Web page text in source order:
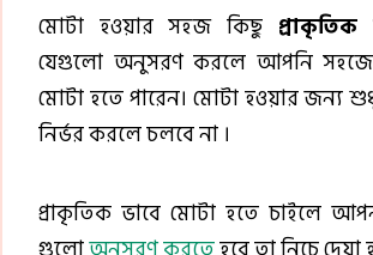
মোটা হওয়ার সহজ কিছু
যেগুলো অনুসরণ করলে আপনি
মোটা হতে পারেন। মোটা হওয়ার জন্য
নির্ভর করলে চলবে না ।
প্রাকৃতিক ভাবে মোটা হতে চাইলে